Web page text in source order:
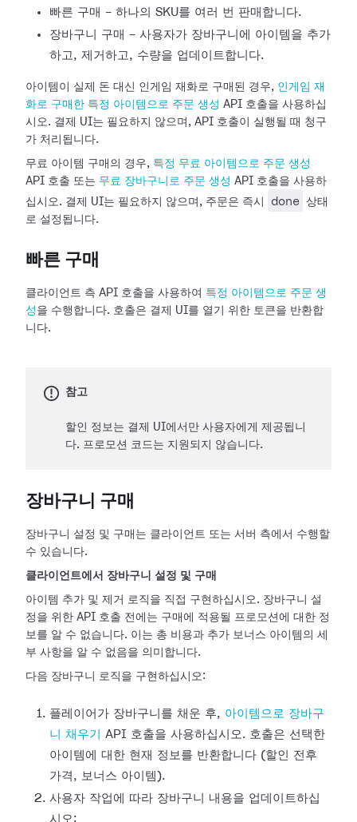
빠른 구매 - 하나의 SKU를 여러 번 판매합니다.
장바구니 구매 - 사용자가 장바구니에 아이템을 추가
하고, 제거하고, 수량을 업데이트합니다.
아이템이 실제 돈 대신 인게임 재화로 구매된 경우, 인게임 재
화로 구매한 특정 아이템으로 주문 생성 API 호출을 사용하십
시오. 결제 UI는 필요하지 않으며, API 호출이 실행될 때 청구
가 처리됩니다.
무료 아이템 구매의 경우, 특정 무료 아이템으로 주문 생성
API 호출 또는 무료 장바구니로 주문 생성 API 호출을 사용하
십시오. 결제 UI는 필요하지 않으며, 주문은 즉시
done 상태
로 설정됩니다.
빠른 구매
클라이언트 측 API 호출을 사용하여 특정 아이템으로 주문 생
성 을 수행합니다. 호출은 결제 UI를 열기 위한 토큰을 반환합
니다.
참고
할인 정보는 결제 UI에서만 사용자에게 제공됩니
다. 프로모션 코드는 지원되지 않습니다.
장바구니 구매
장바구니 설정 및 구매는 클라이언트 또는 서버 측에서 수행할
수 있습니다.
클라이언트에서 장바구니 설정 및 구매
아이템 추가 및 제거 로직을 직접 구현하십시오. 장바구니 설
정을 위한 API 호출 전에는 구매에 적용될 프로모션에 대한 정
보를 알 수 없습니다. 이는 총 비용과 추가 보너스 아이템의 세
부 사항을 알 수 없음을 의미합니다.
다음 장바구니 로직을 구현하십시오:
플레이어가 장바구니를 채운 후, 아이템으로 장바구
니 채우기
API 호출을 사용하십시오. 호출은 선택한
아이템에 대한 현재 정보를 반환합니다 (할인 전후
가격, 보너스 아이템).
사용자 작업에 따라 장바구니 내용을 업데이트하십
시오: